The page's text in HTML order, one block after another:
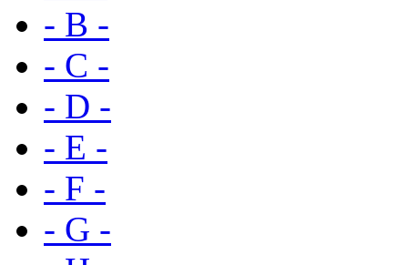
- B -
- C -
- D -
- E -
- F -
- G -